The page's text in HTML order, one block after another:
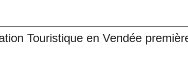
Touristique en Vendée